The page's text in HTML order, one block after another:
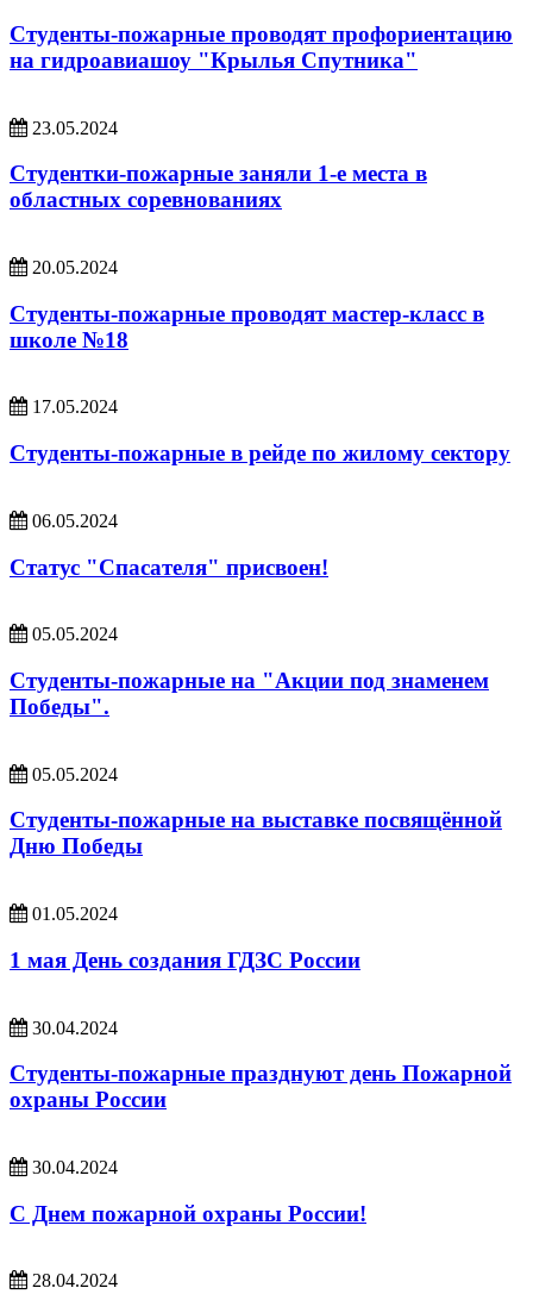
Студенты-пожарные проводят профориентацию
на гидроавиашоу "Крылья Спутника"
23.05.2024
Студентки-пожарные заняли 1-е места в
областных соревнованиях
20.05.2024
Студенты-пожарные проводят мастер-класс в
школе №18
17.05.2024
Студенты-пожарные в рейде по жилому сектору
06.05.2024
Статус "Спасателя" присвоен!
05.05.2024
Студенты-пожарные на "Акции под знаменем
Победы".
05.05.2024
Студенты-пожарные на выставке посвящённой
Дню Победы
01.05.2024
1 мая День создания ГДЗС России
30.04.2024
Студенты-пожарные празднуют день Пожарной
охраны России
30.04.2024
С Днем пожарной охраны России!
28.04.2024